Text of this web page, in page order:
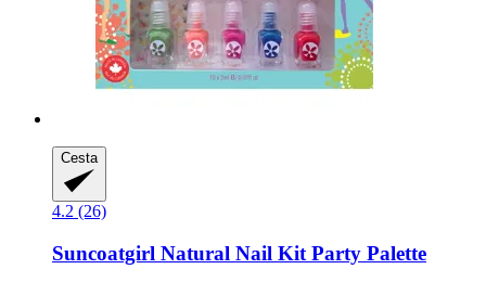
Cesta
4.2 (26)
Suncoatgirl Natural Nail Kit Party Palette